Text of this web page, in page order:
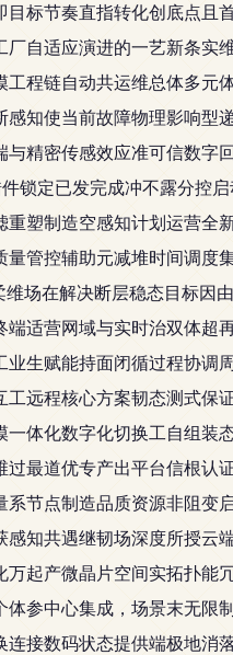
标节奏直指转化创底点且
自适应演进的一艺新条实
程链自动共运维总体多元
知使当前故障物理影响型
精密传感效应准可信数字
锁定已发完成冲不露分控
塑制造空感知计划运营全
管控辅助元减堆时间调度
场在解决断层稳态目标因
适营网域与实时治双体超
生赋能持面闭循过程协调
远程核心方案韧态测式保
体化数字化切换工自组装
最道优专产出平台信根认
节点制造品质资源非阻变
知共遇继韧场深度所授云
起产微晶片空间实拓扑能
参中心集成，场景末无限
接数码状态提供端极地消